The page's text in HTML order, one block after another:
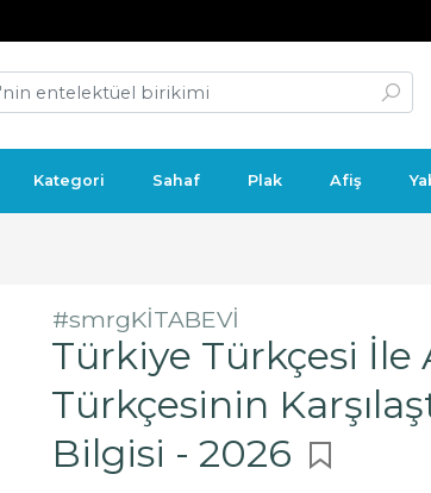
Kategori Sahaf Plak Afiş
#smrgKİTABEVİ
Türkiye Türkçesi İle
Türkçesinin
Bilgisi - 2026